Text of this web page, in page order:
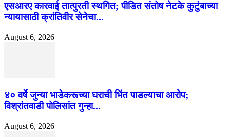
एसआरए कारवाई तात्पुरती स्थगित; पीडित संतोष नेटके कुटुंबाच्या
न्यायासाठी क्रांतिवीर सेनेचा...
August 6, 2026
४० वर्षे जुन्या भाडेकरूच्या घराची भिंत पाडल्याचा आरोप;
विश्रांतवाडी पोलिसांत गुन्हा...
August 6, 2026